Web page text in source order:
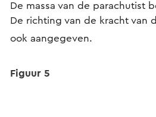
De massa van de parachutist
De richting van de kracht van
ook aangegeven.
Figuur 5